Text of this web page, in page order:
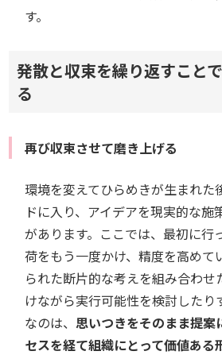
す。
発散と収束を繰り返すこと
る
再び収束させて磨き上げる
環境を変えてひらめきが生まれた
ドに入り、アイデアを現実的な施
があります。ここでは、最初に行
荷をもう一度かけ、精度を高めて
られた断片的な考えを組み合わせ
けながら実行可能性を検討したり
なのは、思いつきをそのまま提案
セスを経て組織にとって価値ある